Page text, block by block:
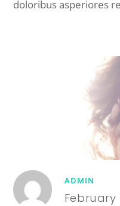
doloribus asperiores
ADMIN
February